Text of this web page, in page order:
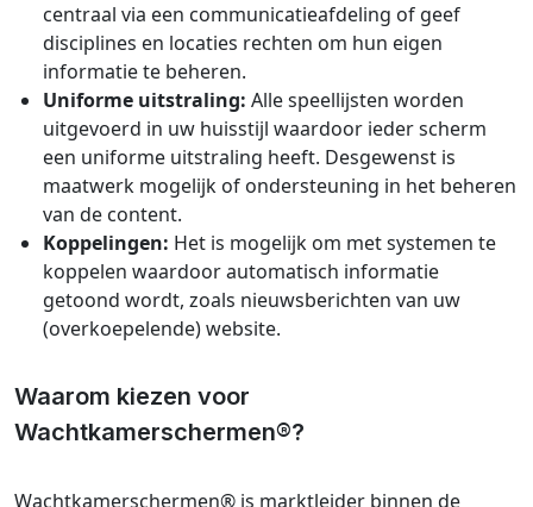
centraal via een communicatieafdeling of geef
disciplines en locaties rechten om hun eigen
informatie te beheren.
Uniforme uitstraling: Alle speellijsten worden
uitgevoerd in uw huisstijl waardoor ieder scherm
een uniforme uitstraling heeft. Desgewenst is
maatwerk mogelijk of ondersteuning in het beheren
van de content.
Koppelingen: Het is mogelijk om met systemen te
koppelen waardoor automatisch informatie
getoond wordt, zoals nieuwsberichten van uw
(overkoepelende) website.
Waarom kiezen voor
Wachtkamerschermen®?
Wachtkamerschermen® is marktleider binnen de